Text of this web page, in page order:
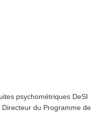
psychométriques DeSI
du Programme de